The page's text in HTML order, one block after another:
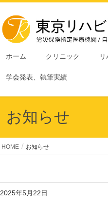
ホーム クリニック
学会発表、執筆実績
お知らせ
HOME お知らせ
2025年5月22日